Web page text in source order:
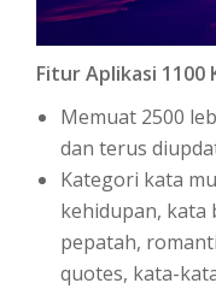
Fitur Aplikasi 1100
Memuat 2500
dan terus
Kategori kata
kehidupan, kata
pepatah,
quotes, kata-